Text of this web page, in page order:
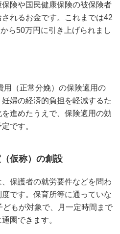
険や国民健康保険の被保険者
れるお金です。これまでは42
ら50万円に引き上げられまし
用（正常分娩）の保険適用の
婦の経済的負担を軽減するた
進めたうえで、保険適用の効
です。
仮称）の創設
保護者の就労要件などを問わ
です。保育所等に通っていな
もが対象で、月一定時間まで
園できます。